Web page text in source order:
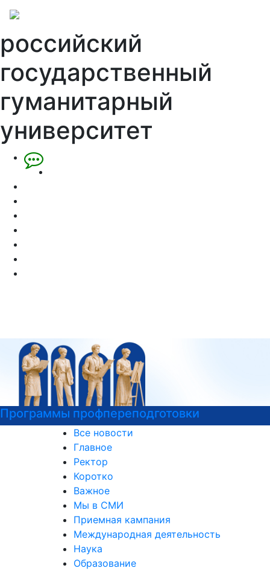
российский
государственный
гуманитарный
университет
Программы профпереподготовки
Все новости
Главное
Ректор
Коротко
Важное
Мы в СМИ
Приемная кампания
Международная деятельность
Наука
Образование